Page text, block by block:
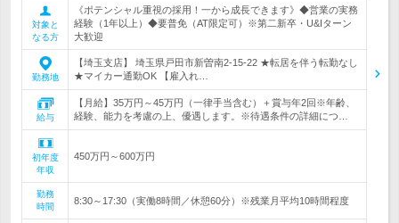
対象と
なる方
《ポテンシャル重視の採用！一から成長できます》◆営業の実務
経験（1年以上）◆要普免（AT限定可）※第二新卒・U&Iターン
大歓迎
勤務地
【埼玉支店】 埼玉県戸田市新曽南2-15-22 ★転居を伴う転勤なし
★マイカー通勤OK 【雇入れ…
給与
【月給】35万円～45万円（一律手当含む）＋賞与年2回※年齢、
経験、能力を考慮の上、優遇します。※待遇条件の詳細につ…
初年度
年収
450万円～600万円
勤務
時間
8:30～17:30（実働8時間／休憩60分）※残業月平均10時間程度